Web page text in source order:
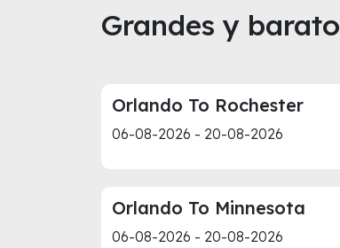
Grandes y
Orlando To Rochester
06-08-2026 - 20-08-2026
Orlando To Minnesota
06-08-2026 - 20-08-2026